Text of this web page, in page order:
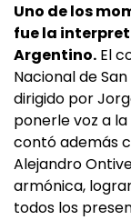
Uno de los
fue la
Argentino. El
Nacional de
dirigido por
ponerle voz a
contó además
Alejandro
armónica,
todos los